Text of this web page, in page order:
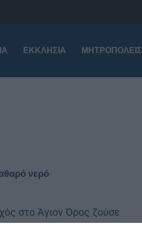
ΕΚΚΛΗΣΊΑ ΜΗΤΡΟΠΌΛΕΙΣ
νερό
στο Άγιον Όρος ζούσε